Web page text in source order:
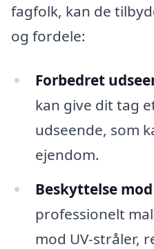
fagfolk, kan de
og fordele:
Forbedret
kan give dit tag
udseende, som
ejendom.
Beskyttelse
professionelt
mod UV-stråler,